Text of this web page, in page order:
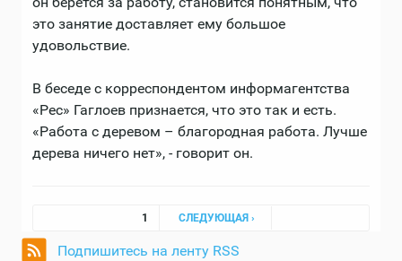
это занятие доставляет ему большое
удовольствие.
В беседе с корреспондентом информагентства
«Рес» Гаглоев признается, что это так и есть.
«Работа с деревом – благородная работа. Лучше
дерева ничего нет», - говорит он.
Страницы
1 СЛЕДУЮЩАЯ ›
Подпишитесь на ленту RSS